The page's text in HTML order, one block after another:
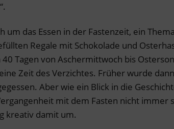
um das Essen in der Fastenzeit, ein
Regale mit Schokolade und
Tagen von Aschermittwoch bis
Zeit des Verzichtes. Früher wurde
Aber wie ein Blick in die
mit dem Fasten nicht immer
kreativ damit um.